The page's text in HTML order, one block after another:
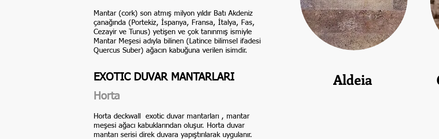
Mantar (cork) son atmış milyon yıldır Batı Akdeniz
çanağında (Portekiz, İspanya, Fransa, İtalya, Fas,
Cezayir ve Tunus) yetişen ve çok tanınmış ismiyle
Mantar Meşesi adıyla bilinen (Latince bilimsel ifadesi
Quercus Suber) ağacın kabuğuna verilen isimdir.
EXOTIC DUVAR MANTARLARI
Horta
Horta deckwall exotic duvar mantarları , mantar
meşesi ağacı kabuklarından oluşur. Horta duvar
mantarı serisi direk duvara yapıştırılarak uygulanır.
Aldeia